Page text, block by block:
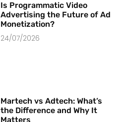
Is Programmatic Video
Advertising the Future of Ad
Monetization?
24/07/2026
Martech vs Adtech: What’s
the Difference and Why It
Matters